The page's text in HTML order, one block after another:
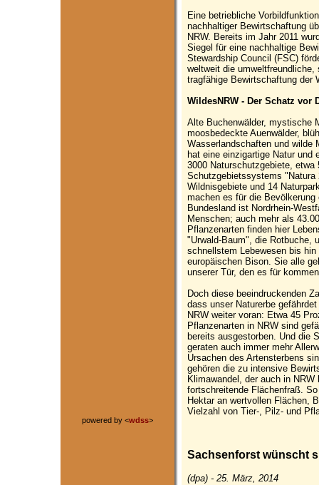
powered by <wdss>
Eine betriebliche
nachhaltiger Bewirtschaftung
NRW. Bereits im Jahr 2011
Siegel für eine nachhaltige
Stewardship Council (FSC)
weltweit die
tragfähige Bewirtschaftung der
WildesNRW - Der Schatz vor
Alte Buchenwälder, mystische
moosbedeckte Auenwälder,
Wasserlandschaften und wilde
hat eine einzigartige Natur und
3000 Naturschutzgebiete,
Schutzgebietssystems "Natura
Wildnisgebiete und 14
machen es für die
Bundesland ist Nordrhein-
Menschen; auch mehr als
Pflanzenarten finden hier
"Urwald-Baum", die Rotbuche,
schnellstem Lebewesen bis
europäischen Bison. Sie alle
unserer Tür, den es für
Doch diese beeindruckenden
dass unser Naturerbe
NRW weiter voran: Etwa 45
Pflanzenarten in NRW sind
bereits ausgestorben. Und die
geraten auch immer mehr
Ursachen des Artensterbens
gehören die zu intensive
Klimawandel, der auch in
fortschreitende Flächenfraß.
Hektar an wertvollen Flächen,
Vielzahl von Tier-, Pilz- und
Sachsenforst wünscht
(dpa) - 25. März, 2014